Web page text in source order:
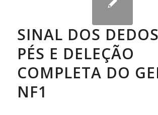
SINAL DOS
PÉS E DELEÇÃO
COMPLETA DO
NF1